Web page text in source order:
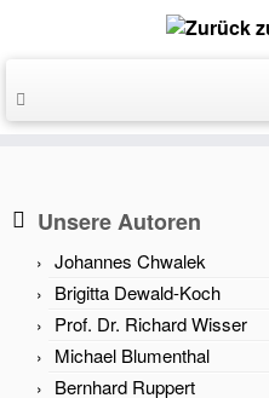
Unsere Autoren
Johannes Chwalek
Brigitta Dewald-Koch
Prof. Dr. Richard Wisser
Michael Blumenthal
Bernhard Ruppert